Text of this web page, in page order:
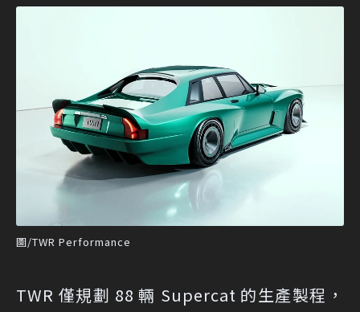
圖/TWR Performance
TWR 僅規劃 88 輛 Supercat 的生產製程，